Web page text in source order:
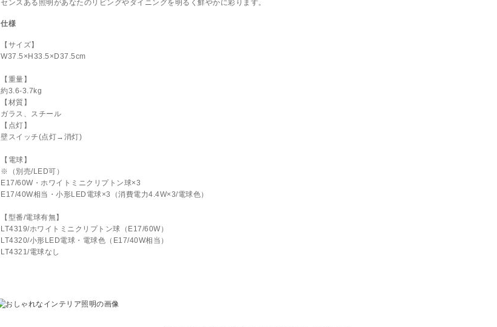
センスある照明があなたのリビングやダイニングを明るく鮮やかに彩ります。
仕様
【サイズ】
W37.5×H33.5×D37.5cm
【重量】
約3.6-3.7kg
【材質】
ガラス、スチール
【点灯】
壁スイッチ(点灯→消灯)
【電球】
※（別売/LED可）
E17/60W・ホワイトミニクリプトン球×3
E17/40W相当・小形LED電球×3（消費電力4.4W×3/電球色）
【型番/電球有無】
LT4319/ホワイトミニクリプトン球（E17/60W）
LT4320/小形LED電球・電球色（E17/40W相当）
LT4321/電球なし